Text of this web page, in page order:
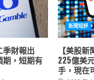
季財報出
期，短期有
新聞短評
【美股
225億美
手，現在